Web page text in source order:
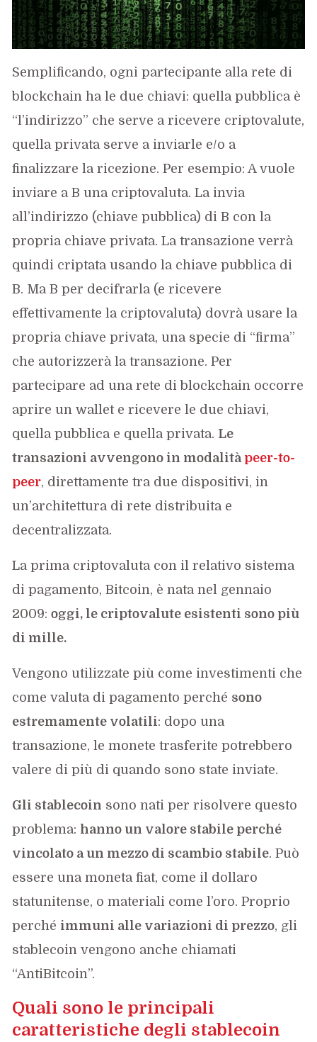
Semplificando, ogni partecipante alla rete di
blockchain ha le due chiavi: quella pubblica è
“l’indirizzo” che serve a ricevere criptovalute,
quella privata serve a inviarle e/o a
finalizzare la ricezione. Per esempio: A vuole
inviare a B una criptovaluta. La invia
all’indirizzo (chiave pubblica) di B con la
propria chiave privata. La transazione verrà
quindi criptata usando la chiave pubblica di
B. Ma B per decifrarla (e ricevere
effettivamente la criptovaluta) dovrà usare la
propria chiave privata, una specie di “firma”
che autorizzerà la transazione. Per
partecipare ad una rete di blockchain occorre
aprire un wallet e ricevere le due chiavi,
quella pubblica e quella privata. Le
transazioni avvengono in modalità peer-to-
peer, direttamente tra due dispositivi, in
un’architettura di rete distribuita e
decentralizzata.
La prima criptovaluta con il relativo sistema
di pagamento, Bitcoin, è nata nel gennaio
2009:oggi, le criptovalute esistenti sono più
di mille.
Vengono utilizzate più come investimenti che
come valuta di pagamento perché sono
estremamente volatili: dopo una
transazione, le monete trasferite potrebbero
valere di più di quando sono state inviate.
Gli stablecoin sono nati per risolvere questo
problema: hanno un valore stabile perché
vincolato a un mezzo di scambio stabile. Può
essere una moneta fiat, come il dollaro
statunitense, o materiali come l’oro. Proprio
perché immuni alle variazioni di prezzo, gli
stablecoin vengono anche chiamati
“AntiBitcoin”.
Quali sono le principali
caratteristiche degli stablecoin